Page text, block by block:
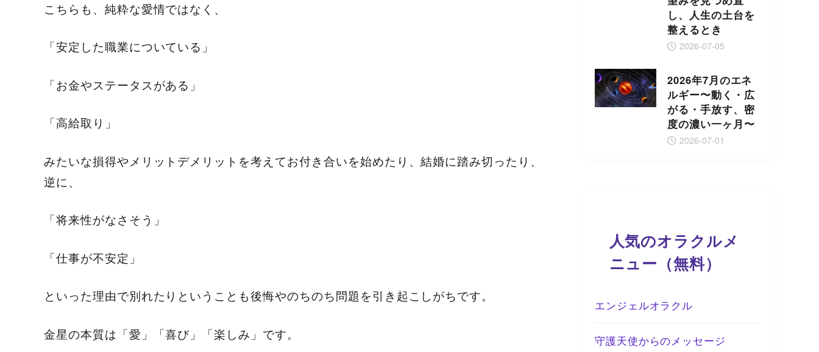
こちらも、純粋な愛情ではなく、
「安定した職業についている」
「お金やステータスがある」
「高給取り」
みたいな損得やメリットデメリットを考えてお付き合いを始めたり、結婚に踏み切ったり、
逆に、
「将来性がなさそう」
「仕事が不安定」
といった理由で別れたりということも後悔やのちのち問題を引き起こしがちです。
金星の本質は「愛」「喜び」「楽しみ」です。
し、人生の土台を
整えるとき
2026-07-05
2026年7月のエネ
ルギー〜動く・広
がる・手放す、密
度の濃い一ヶ月〜
2026-07-01
人気のオラクルメ
ニュー（無料）
エンジェルオラクル
守護天使からのメッセージ